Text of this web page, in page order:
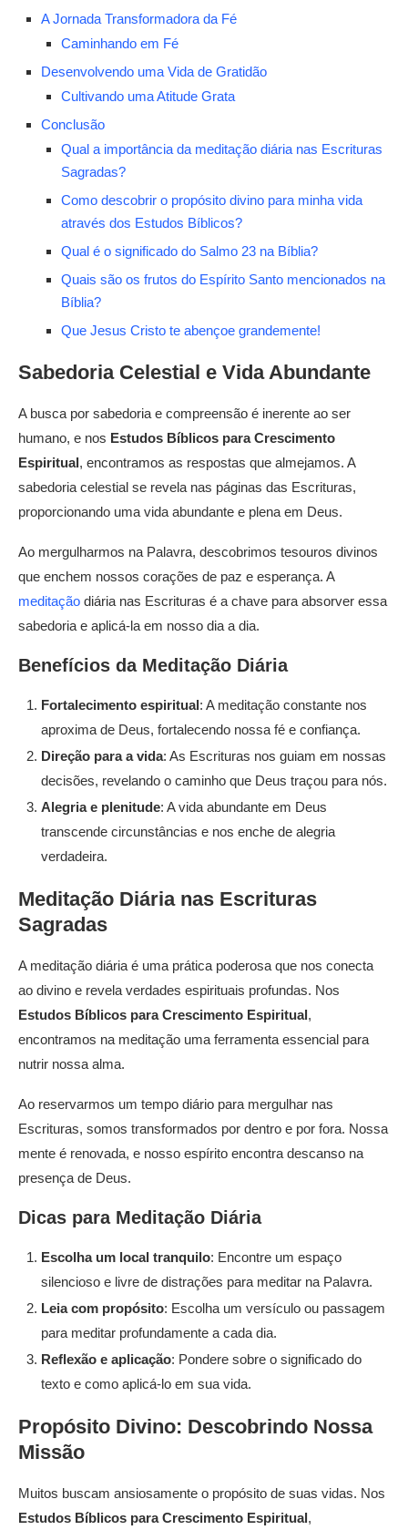
A Jornada Transformadora da Fé
Caminhando em Fé
Desenvolvendo uma Vida de Gratidão
Cultivando uma Atitude Grata
Conclusão
Qual a importância da meditação diária nas Escrituras
Sagradas?
Como descobrir o propósito divino para minha vida
através dos Estudos Bíblicos?
Qual é o significado do Salmo 23 na Bíblia?
Quais são os frutos do Espírito Santo mencionados na
Bíblia?
Que Jesus Cristo te abençoe grandemente!
Sabedoria Celestial e Vida Abundante
A busca por sabedoria e compreensão é inerente ao ser
humano, e nos Estudos Bíblicos para Crescimento
Espiritual , encontramos as respostas que almejamos. A
sabedoria celestial se revela nas páginas das Escrituras,
proporcionando uma vida abundante e plena em Deus.
Ao mergulharmos na Palavra, descobrimos tesouros divinos
que enchem nossos corações de paz e esperança. A
meditação diária nas Escrituras é a chave para absorver essa
sabedoria e aplicá-la em nosso dia a dia.
Benefícios da Meditação Diária
Fortalecimento espiritual : A meditação constante nos
aproxima de Deus, fortalecendo nossa fé e confiança.
Direção para a vida: As Escrituras nos guiam em nossas
decisões, revelando o caminho que Deus traçou para nós.
Alegria e plenitude: A vida abundante em Deus
transcende circunstâncias e nos enche de alegria
verdadeira.
Meditação Diária nas Escrituras
Sagradas
A meditação diária é uma prática poderosa que nos conecta
ao divino e revela verdades espirituais profundas. Nos
Estudos Bíblicos para Crescimento Espiritual ,
encontramos na meditação uma ferramenta essencial para
nutrir nossa alma.
Ao reservarmos um tempo diário para mergulhar nas
Escrituras, somos transformados por dentro e por fora. Nossa
mente é renovada, e nosso espírito encontra descanso na
presença de Deus.
Dicas para Meditação Diária
Escolha um local tranquilo: Encontre um espaço
silencioso e livre de distrações para meditar na Palavra.
Leia com propósito: Escolha um versículo ou passagem
para meditar profundamente a cada dia.
Reflexão e aplicação: Pondere sobre o significado do
texto e como aplicá-lo em sua vida.
Propósito Divino: Descobrindo Nossa
Missão
Muitos buscam ansiosamente o propósito de suas vidas. Nos
Estudos Bíblicos para Crescimento Espiritual ,